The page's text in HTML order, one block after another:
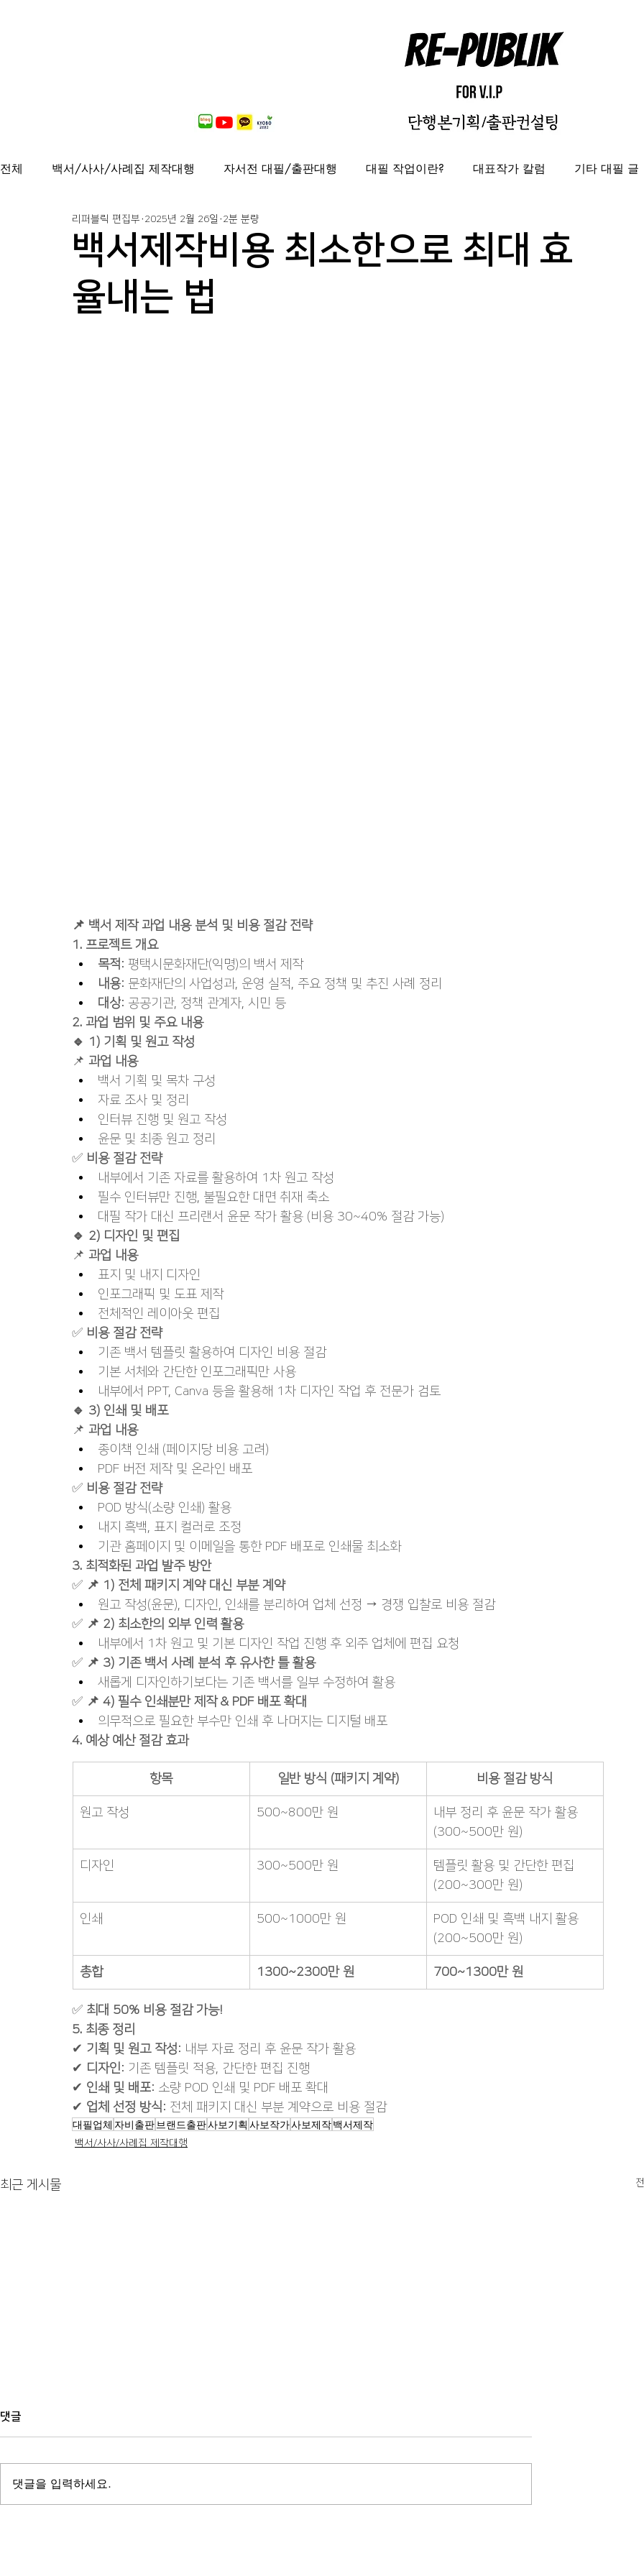
전체 백서/사사/사례집 제작대행 자서전 대필/출판대행 대필 작업이란? 대표작가 칼럼 기타 대필 글
출간도서 안내 연재중 사보/백서 제작대행
가이드북, 샘플북, 자료집 제작 대행
백서제작비용 최소한으로 최대 효
율내는 법
리퍼블릭 편집부 2025년 2월 26일 2분 분량
📌 백서 제작 과업 내용 분석 및 비용 절감 전략
1. 프로젝트 개요
목적: 평택시문화재단(익명)의 백서 제작
내용: 문화재단의 사업성과, 운영 실적, 주요 정책 및 추진 사례 정리
대상: 공공기관, 정책 관계자, 시민 등
2. 과업 범위 및 주요 내용
🔹 1) 기획 및 원고 작성
📌 과업 내용
백서 기획 및 목차 구성
자료 조사 및 정리
인터뷰 진행 및 원고 작성
윤문 및 최종 원고 정리
✅ 비용 절감 전략
내부에서 기존 자료를 활용하여 1차 원고 작성
필수 인터뷰만 진행, 불필요한 대면 취재 축소
대필 작가 대신 프리랜서 윤문 작가 활용 (비용 30~40% 절감 가능)
🔹 2) 디자인 및 편집
📌 과업 내용
표지 및 내지 디자인
인포그래픽 및 도표 제작
전체적인 레이아웃 편집
✅ 비용 절감 전략
기존 백서 템플릿 활용하여 디자인 비용 절감
기본 서체와 간단한 인포그래픽만 사용
내부에서 PPT, Canva 등을 활용해 1차 디자인 작업 후 전문가 검토
🔹 3) 인쇄 및 배포
📌 과업 내용
종이책 인쇄 (페이지당 비용 고려)
PDF 버전 제작 및 온라인 배포
✅ 비용 절감 전략
POD 방식(소량 인쇄) 활용
내지 흑백, 표지 컬러로 조정
기관 홈페이지 및 이메일을 통한 PDF 배포로 인쇄물 최소화
3. 최적화된 과업 발주 방안
✅ 📌 1) 전체 패키지 계약 대신 부분 계약
원고 작성(윤문), 디자인, 인쇄를 분리하여 업체 선정 → 경쟁 입찰로 비용 절감
✅ 📌 2) 최소한의 외부 인력 활용
내부에서 1차 원고 및 기본 디자인 작업 진행 후 외주 업체에 편집 요청
✅ 📌 3) 기존 백서 사례 분석 후 유사한 틀 활용
새롭게 디자인하기보다는 기존 백서를 일부 수정하여 활용
✅ 📌 4) 필수 인쇄분만 제작 & PDF 배포 확대
의무적으로 필요한 부수만 인쇄 후 나머지는 디지털 배포
4. 예상 예산 절감 효과
항목 일반 방식 (패키지 계약) 비용 절감 방식
원고 작성 500~800만 원
내부 정리 후 윤문 작가 활용
(300~500만 원)
디자인 300~500만 원
템플릿 활용 및 간단한 편집
(200~300만 원)
인쇄 500~1000만 원
POD 인쇄 및 흑백 내지 활용
(200~500만 원)
총합 1300~2300만 원 700~1300만 원
✅ 최대 50% 비용 절감 가능!
5. 최종 정리
✔ 기획 및 원고 작성: 내부 자료 정리 후 윤문 작가 활용
✔ 디자인: 기존 템플릿 적용, 간단한 편집 진행
✔ 인쇄 및 배포: 소량 POD 인쇄 및 PDF 배포 확대
✔ 업체 선정 방식: 전체 패키지 대신 부분 계약으로 비용 절감
대필업체 자비출판브랜드출판사보기획 사보작가사보제작백서제작
백서/사사/사례집 제작대행
최근 게시물
댓글
댓글을 입력하세요.